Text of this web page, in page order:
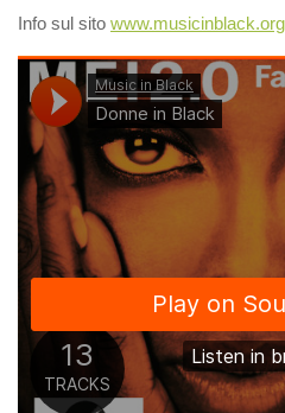
Info sul sito www.musicinblack.org